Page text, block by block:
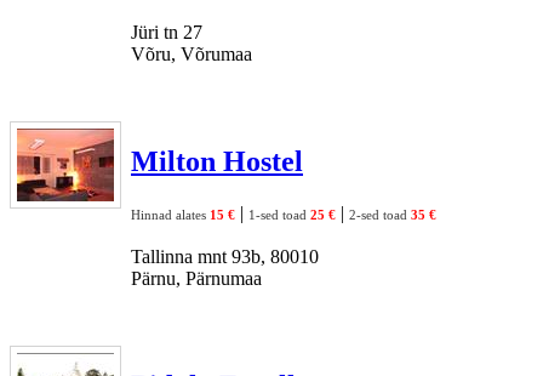
Jüri tn 27
Võru, Võrumaa
Milton Hostel
Hinnad alates 15 € | 1-sed toad 25 € | 2-sed toad 35 €
Tallinna mnt 93b, 80010
Pärnu, Pärnumaa